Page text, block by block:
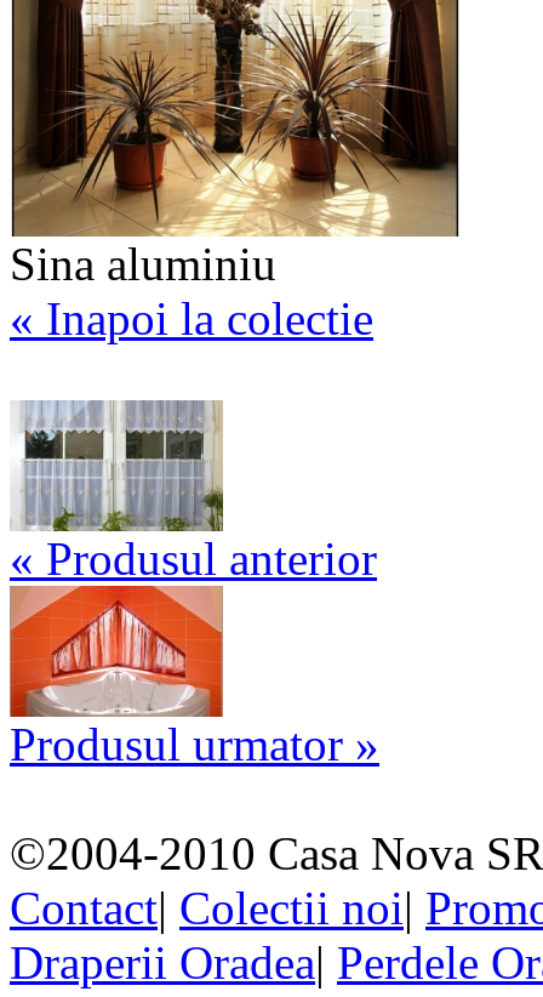
Sina aluminiu
« Inapoi la colectie
« Produsul anterior
Produsul urmator »
©2004-2010 Casa Nova
Contact| Colectii noi|
Draperii Oradea| Perdele